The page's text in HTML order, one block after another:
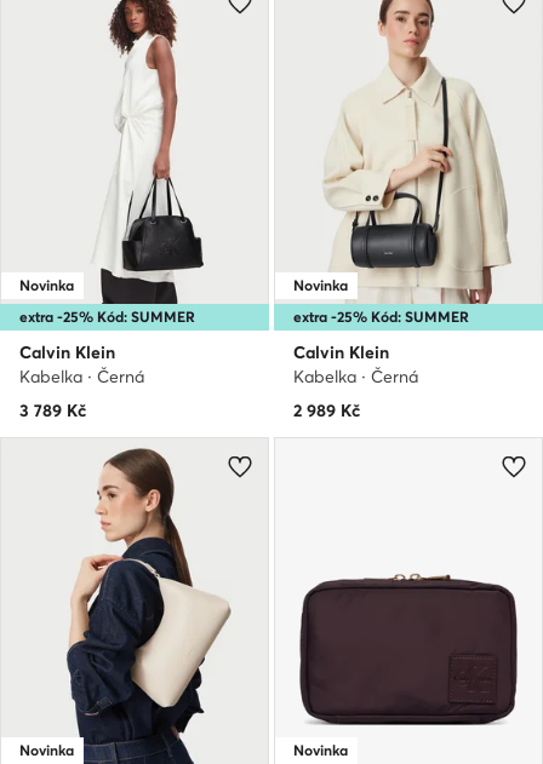
extra -25% Kód: SUMMER
Novinka
Calvin Klein
Kabelka · Černá
3 789 Kč
extra -25% Kód: SUMMER
Novinka
Calvin Klein
Kabelka · Černá
2 989 Kč
Novinka Novinka